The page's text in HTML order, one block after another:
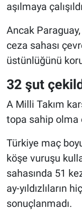
aşılmaya
Ancak
ceza sahası
üstünlüğünü
32 şut
A Milli Takım
topa sahip olma
Türkiye maç
köşe vuruşu
sahasında 51
ay-yıldızlıların
sonuçlanmadı.